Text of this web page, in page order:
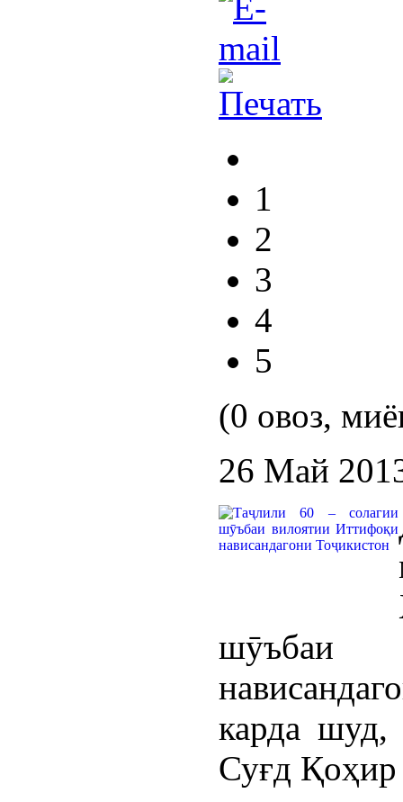
1
2
3
4
5
(0 овоз,
26 Май
шӯъбаи
карда шуд,
Суғд Қоҳир